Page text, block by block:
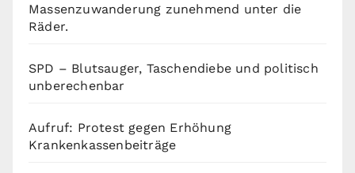
Massenzuwanderung zunehmend unter die
Räder.
SPD – Blutsauger, Taschendiebe und politisch
unberechenbar
Aufruf: Protest gegen Erhöhung
Krankenkassenbeiträge